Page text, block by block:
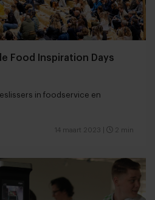
Food Inspiration Days
in foodservice en
14 maart 2023 2 min